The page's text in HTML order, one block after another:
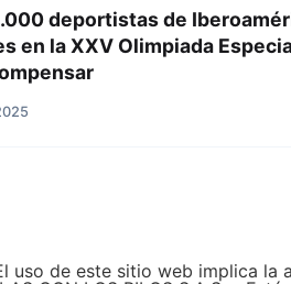
deportistas de
en la XXV Olimpiada
uso de este sitio web implica la